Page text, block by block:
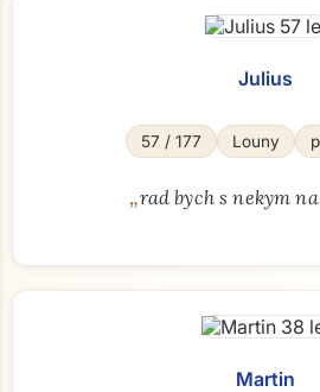
Julius
57 / 177 Louny
„rad bych s nekym
Martin